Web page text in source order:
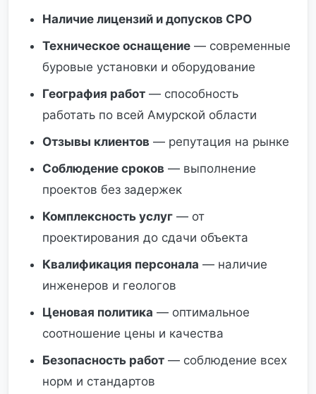
Наличие лицензий и допусков СРО
Техническое оснащение — современные
буровые установки и оборудование
География работ — способность
работать по всей Амурской области
Отзывы клиентов — репутация на рынке
Соблюдение сроков — выполнение
проектов без задержек
Комплексность услуг — от
проектирования до сдачи объекта
Квалификация персонала — наличие
инженеров и геологов
Ценовая политика — оптимальное
соотношение цены и качества
Безопасность работ — соблюдение всех
норм и стандартов